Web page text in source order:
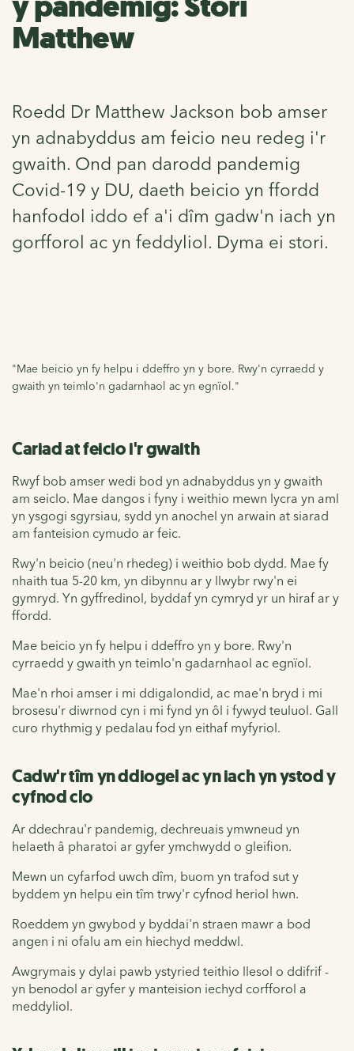
Matthew
Roedd Dr Matthew Jackson bob amser
yn adnabyddus am feicio neu redeg i'r
gwaith. Ond pan darodd pandemig
Covid-19 y DU, daeth beicio yn ffordd
hanfodol iddo ef a'i dîm gadw'n iach yn
gorfforol ac yn feddyliol. Dyma ei stori.
"Mae beicio yn fy helpu i ddeffro yn y bore. Rwy'n cyrraedd y
gwaith yn teimlo'n gadarnhaol ac yn egnïol."
Cariad at feicio i'r gwaith
Rwyf bob amser wedi bod yn adnabyddus yn y gwaith
am seiclo. Mae dangos i fyny i weithio mewn lycra yn aml
yn ysgogi sgyrsiau, sydd yn anochel yn arwain at siarad
am fanteision cymudo ar feic.
Rwy'n beicio (neu'n rhedeg) i weithio bob dydd. Mae fy
nhaith tua 5-20 km, yn dibynnu ar y llwybr rwy'n ei
gymryd. Yn gyffredinol, byddaf yn cymryd yr un hiraf ar y
ffordd.
Mae beicio yn fy helpu i ddeffro yn y bore. Rwy'n
cyrraedd y gwaith yn teimlo'n gadarnhaol ac egnïol.
Mae'n rhoi amser i mi ddigalondid, ac mae'n bryd i mi
brosesu'r diwrnod cyn i mi fynd yn ôl i fywyd teuluol. Gall
curo rhythmig y pedalau fod yn eithaf myfyriol.
Cadw'r tîm yn ddiogel ac yn iach yn ystod y
cyfnod clo
Ar ddechrau'r pandemig, dechreuais ymwneud yn
helaeth â pharatoi ar gyfer ymchwydd o gleifion.
Mewn un cyfarfod uwch dîm, buom yn trafod sut y
byddem yn helpu ein tîm trwy'r cyfnod heriol hwn.
Roeddem yn gwybod y byddai'n straen mawr a bod
angen i ni ofalu am ein hiechyd meddwl.
Awgrymais y dylai pawb ystyried teithio llesol o ddifrif -
yn benodol ar gyfer y manteision iechyd corfforol a
meddyliol.